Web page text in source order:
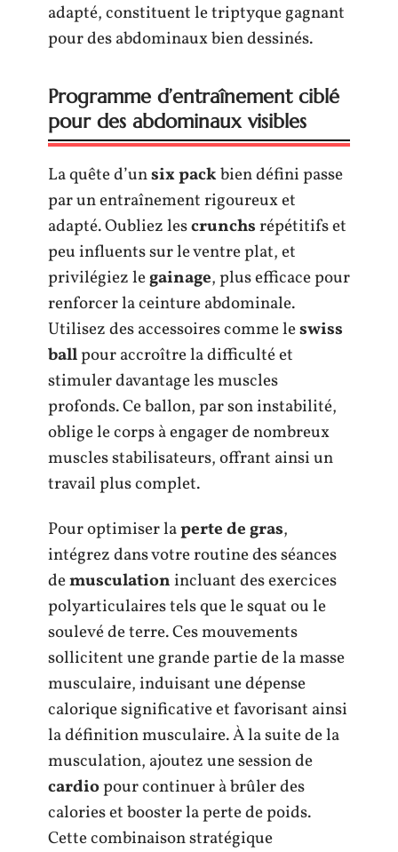
adapté, constituent le triptyque gagnant
pour des abdominaux bien dessinés.
Programme d’entraînement ciblé
pour des abdominaux visibles
La quête d’unsix packbien défini passe
par un entraînement rigoureux et
adapté. Oubliez lescrunchsrépétitifs et
peu influents sur le ventre plat, et
privilégiez legainage, plus efficace pour
renforcer la ceinture abdominale.
Utilisez des accessoires comme leswiss
ballpour accroître la difficulté et
stimuler davantage les muscles
profonds. Ce ballon, par son instabilité,
oblige le corps à engager de nombreux
muscles stabilisateurs, offrant ainsi un
travail plus complet.
Pour optimiser laperte de gras,
intégrez dans votre routine des séances
demusculationincluant des exercices
polyarticulaires tels que le squat ou le
soulevé de terre. Ces mouvements
sollicitent une grande partie de la masse
musculaire, induisant une dépense
calorique significative et favorisant ainsi
la définition musculaire. À la suite de la
musculation, ajoutez une session de
cardiopour continuer à brûler des
calories et booster la perte de poids.
Cette combinaison stratégique